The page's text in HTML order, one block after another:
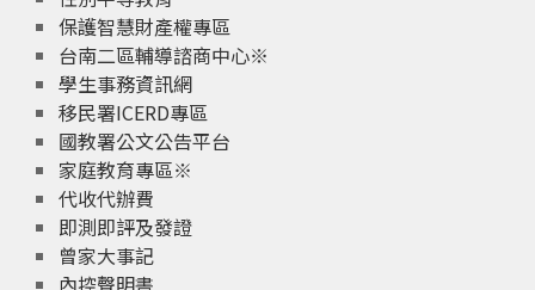
保護智慧財產權專區
台南二區輔導諮商中心※
學生事務資訊網
移民署ICERD專區
國教署公文公告平台
家庭教育專區※
代收代辦費
即測即評及發證
曾家大事記
內控聲明書